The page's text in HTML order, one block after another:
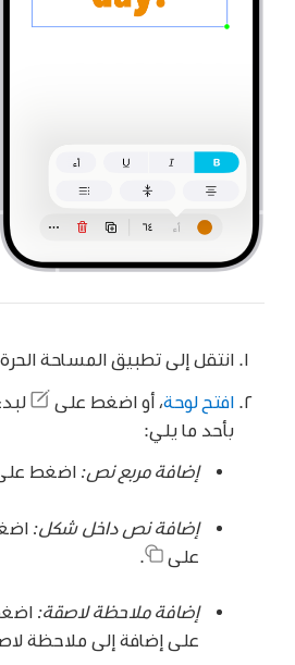
انتقل إلى تطبيق المساحة
افتح لوحة، أو اضغط على
بأحد ما يلي:
إضافة مربع نص:اضغط
إضافة نص داخل شكل:
على
إضافة ملاحظة لاصقة:
على إضافة إلى ملاحظة